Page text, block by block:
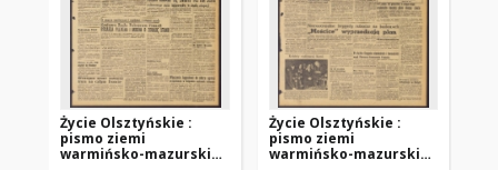
Życie Olsztyńskie :
pismo ziemi
warmińsko-mazurskiej,
Życie Olsztyńskie :
pismo ziemi
warmińsko-mazurskiej,